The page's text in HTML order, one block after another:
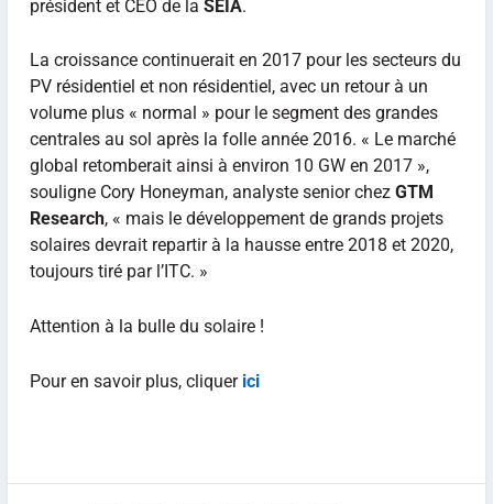
président et CEO de la SEIA.
La croissance continuerait en 2017 pour les secteurs du
PV résidentiel et non résidentiel, avec un retour à un
volume plus « normal » pour le segment des grandes
centrales au sol après la folle année 2016. « Le marché
global retomberait ainsi à environ 10 GW en 2017 »,
souligne Cory Honeyman, analyste senior chez GTM
Research, « mais le développement de grands projets
solaires devrait repartir à la hausse entre 2018 et 2020,
toujours tiré par l’ITC. »
Attention à la bulle du solaire !
Pour en savoir plus, cliquer ici